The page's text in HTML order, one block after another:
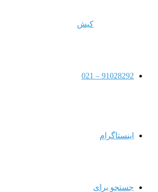
کیش
91028292 – 021
اینستاگرام
جستجو برای